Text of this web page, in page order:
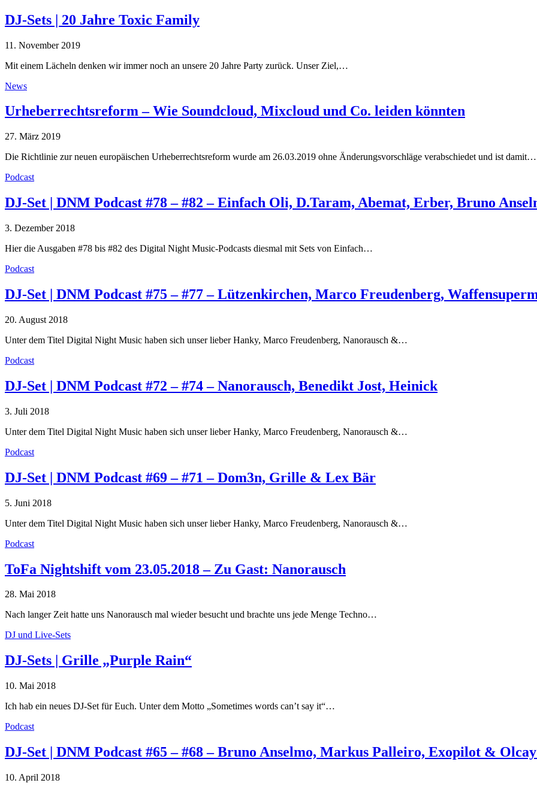
DJ-Sets | 20 Jahre Toxic Family
11. November 2019
Mit einem Lächeln denken wir immer noch an unsere 20 Jahre Party zurück. Unser Ziel,…
News
Urheberrechtsreform – Wie Soundcloud, Mixcloud und Co. leiden könnten
27. März 2019
Die Richtlinie zur neuen europäischen Urheberrechtsreform wurde am 26.03.2019 ohne Änderungsvorschläge verabschiedet und ist damit…
Podcast
DJ-Set | DNM Podcast #78 – #82 – Einfach Oli, D.Taram, Abemat, Erber, Bruno
3. Dezember 2018
Hier die Ausgaben #78 bis #82 des Digital Night Music-Podcasts diesmal mit Sets von Einfach…
Podcast
DJ-Set | DNM Podcast #75 – #77 – Lützenkirchen, Marco Freudenberg,
20. August 2018
Unter dem Titel Digital Night Music haben sich unser lieber Hanky, Marco Freudenberg, Nanorausch &…
Podcast
DJ-Set | DNM Podcast #72 – #74 – Nanorausch, Benedikt Jost, Heinick
3. Juli 2018
Unter dem Titel Digital Night Music haben sich unser lieber Hanky, Marco Freudenberg, Nanorausch &…
Podcast
DJ-Set | DNM Podcast #69 – #71 – Dom3n, Grille & Lex Bär
5. Juni 2018
Unter dem Titel Digital Night Music haben sich unser lieber Hanky, Marco Freudenberg, Nanorausch &…
Podcast
ToFa Nightshift vom 23.05.2018 – Zu Gast: Nanorausch
28. Mai 2018
Nach langer Zeit hatte uns Nanorausch mal wieder besucht und brachte uns jede Menge Techno…
DJ und Live-Sets
DJ-Sets | Grille „Purple Rain“
10. Mai 2018
Ich hab ein neues DJ-Set für Euch. Unter dem Motto „Sometimes words can’t say it“…
Podcast
DJ-Set | DNM Podcast #65 – #68 – Bruno Anselmo, Markus Palleiro, Exopilot &
10. April 2018